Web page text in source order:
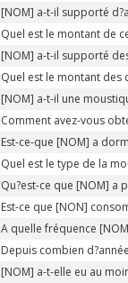
[NOM] a-t-il supporté
Quel est le montant de
[NOM] a-t-il supporté
Quel est le montant des
[NOM] a-t-il une
Comment avez-vous
Est-ce-que [NOM] a
Quel est le type de la
Qu?est-ce que [NOM] a
Est-ce que [NON]
A quelle fréquence
Depuis combien
[NOM] a-t-elle eu au